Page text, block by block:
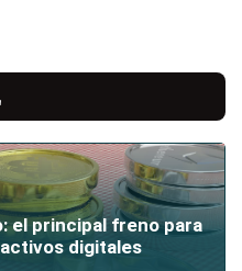
el principal freno para
digitales